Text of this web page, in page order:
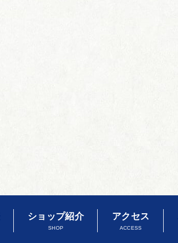
ショップ紹介
SHOP
アクセス
ACCESS